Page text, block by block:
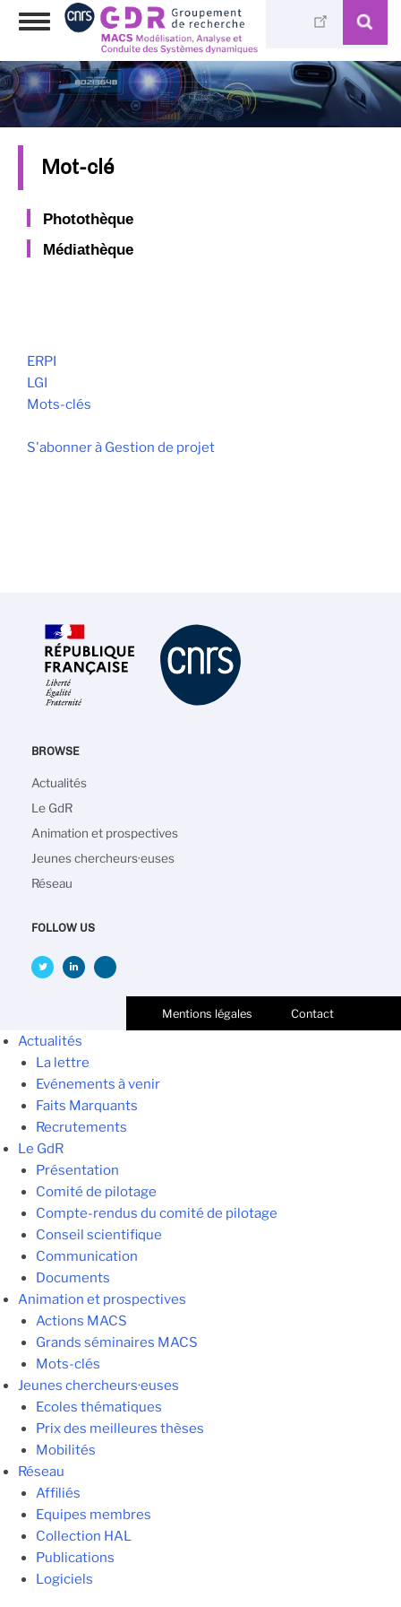
Aller
principal
Toggle
Mot-clé
Photothèque
Médiathèque
ERPI
LGI
Mots-clés
S'abonner à Gestion de projet
BROWSE
Navigation
principale
Actualités
Le GdR
Animation et prospectives
Jeunes chercheurs·euses
Réseau
FOLLOW US
Mentions légales Contact
Actualités
La lettre
Evénements à venir
Faits Marquants
Recrutements
Le GdR
Présentation
Comité de pilotage
Compte-rendus du comité de pilotage
Conseil scientifique
Communication
Documents
Animation et prospectives
Actions MACS
Grands séminaires MACS
Mots-clés
Jeunes chercheurs·euses
Ecoles thématiques
Prix des meilleures thèses
Mobilités
Réseau
Affiliés
Equipes membres
Collection HAL
Publications
Logiciels